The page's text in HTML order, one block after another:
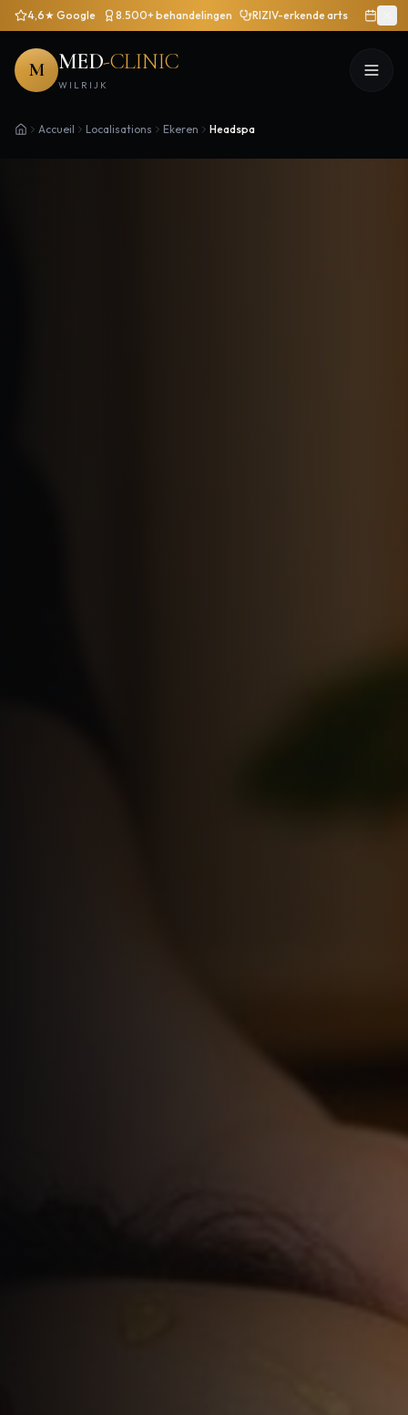
4,6★ Google 8.500+ behandelingen RIZIV-erkende arts
M MED-CLINIC
WILRIJK
Accueil Localisations Ekeren Headspa